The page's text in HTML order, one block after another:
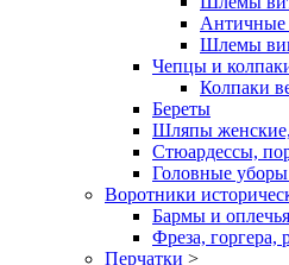
Шлемы
Чепцы и
Колпаки
Береты
Шляпы женские,
Стюардессы,
Головные
Воротники
Бармы и оплечья
Фреза, горгера,
Перчатки >